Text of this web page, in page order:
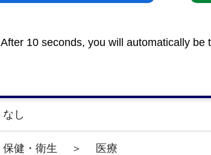
After 10 seconds, you will automatically be
平成26年1月より届出の際に資格者の本
なし
保健・衛生 ＞ 医療